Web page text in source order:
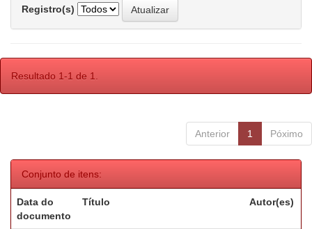
Registro(s)
Resultado 1-1 de 1.
Anterior 1 Póximo
Conjunto de itens:
Data do
documento
Título Autor(es)